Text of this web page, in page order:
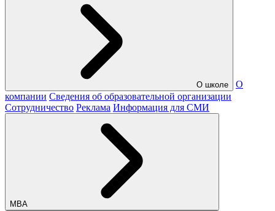
О школе
О
компании Сведения об образовательной организации
Сотрудничество Реклама Информация для СМИ
МВА